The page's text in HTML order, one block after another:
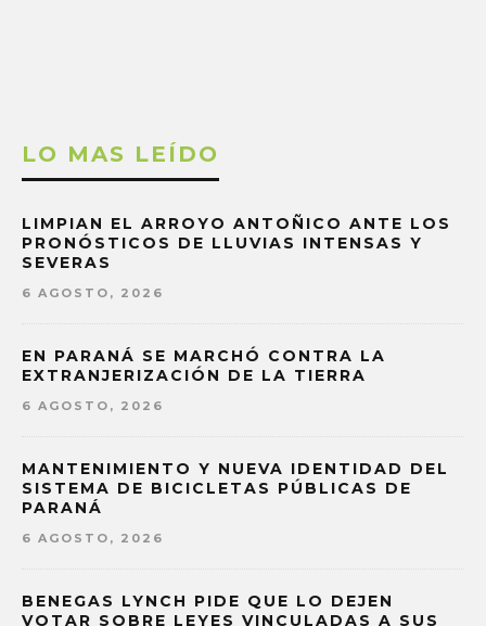
LO MAS LEÍDO
LIMPIAN EL ARROYO ANTOÑICO ANTE LOS
PRONÓSTICOS DE LLUVIAS INTENSAS Y
SEVERAS
6 AGOSTO, 2026
EN PARANÁ SE MARCHÓ CONTRA LA
EXTRANJERIZACIÓN DE LA TIERRA
6 AGOSTO, 2026
MANTENIMIENTO Y NUEVA IDENTIDAD DEL
SISTEMA DE BICICLETAS PÚBLICAS DE
PARANÁ
6 AGOSTO, 2026
BENEGAS LYNCH PIDE QUE LO DEJEN
VOTAR SOBRE LEYES VINCULADAS A SUS